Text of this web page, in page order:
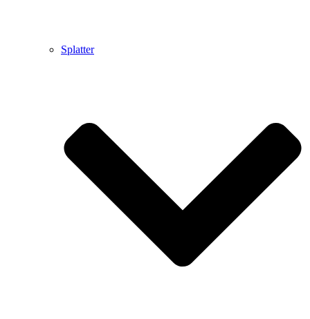
Splatter